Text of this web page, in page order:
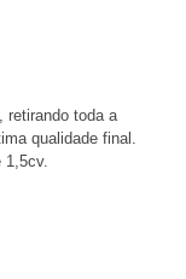
retirando toda a
qualidade final.
1,5cv.